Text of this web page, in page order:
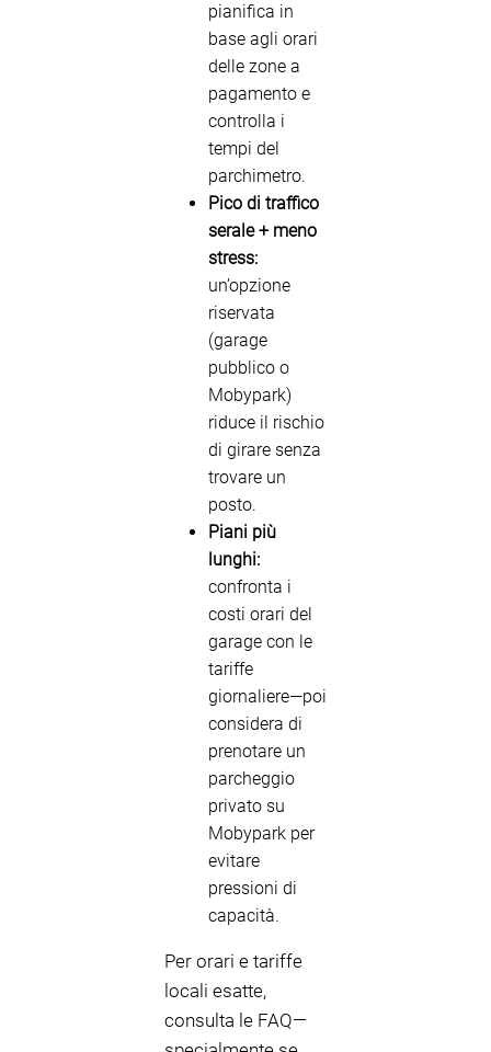
pianifica in
base agli orari
delle zone a
pagamento e
controlla i
tempi del
parchimetro.
Pico di traffico
serale + meno
stress:
un’opzione
riservata
(garage
pubblico o
Mobypark)
riduce il rischio
di girare senza
trovare un
posto.
Piani più
lunghi:
confronta i
costi orari del
garage con le
tariffe
giornaliere—poi
considera di
prenotare un
parcheggio
privato su
Mobypark per
evitare
pressioni di
capacità.
Per orari e tariffe
locali esatte,
consulta le FAQ—